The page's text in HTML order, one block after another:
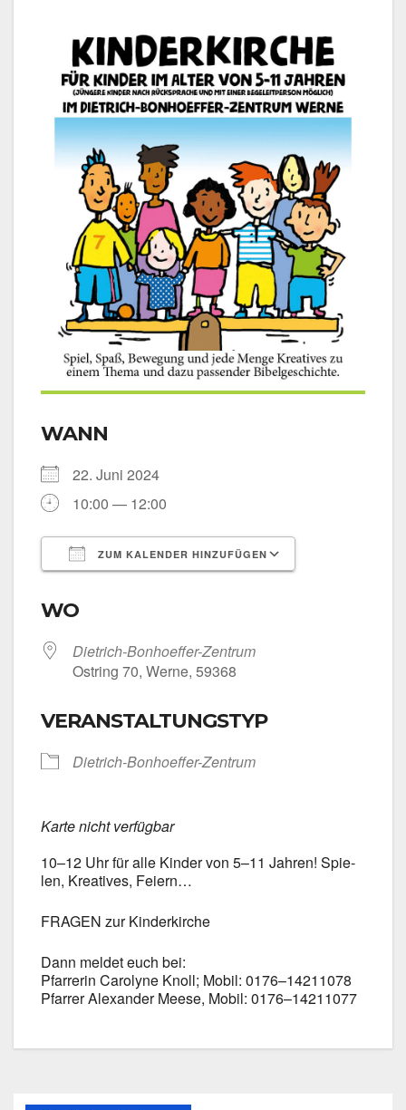
WANN
22. Juni 2024
10:00 — 12:00
ZUM KALENDER HINZUFÜGEN
WO
Dietrich-Bonhoeffer-Zentrum
Ost­ring 70, Wer­ne, 59368
VERANSTALTUNGSTYP
Dietrich-Bonhoeffer-Zentrum
Kar­te nicht ver­füg­bar
10–12 Uhr für alle Kin­der von 5–11 Jah­ren! Spie­
len, Krea­ti­ves, Fei­ern…
FRAGEN zur Kin­der­kir­che
Dann mel­det euch bei:
Pfar­re­rin Caro­ly­ne Knoll; Mobil: 0176–14211078
Pfar­rer Alex­an­der Mee­se, Mobil: 0176–14211077